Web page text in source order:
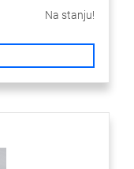
Na stanju!